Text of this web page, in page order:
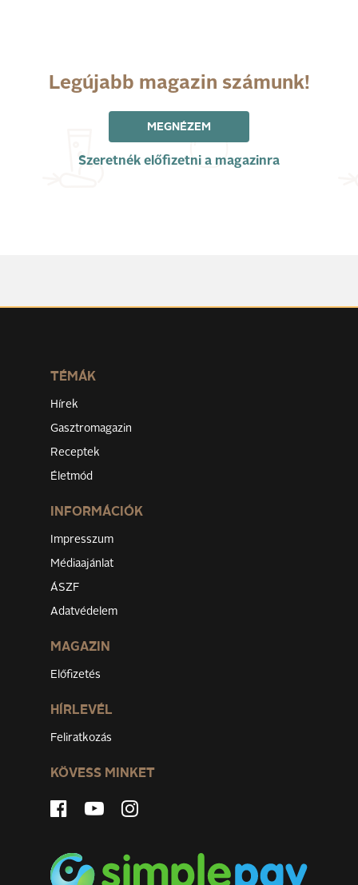
Legújabb magazin számunk!
MEGNÉZEM
Szeretnék előfizetni a magazinra
TÉMÁK
Hírek
Gasztromagazin
Receptek
Életmód
INFORMÁCIÓK
Impresszum
Médiaajánlat
ÁSZF
Adatvédelem
MAGAZIN
Előfizetés
HÍRLEVÉL
Feliratkozás
KÖVESS MINKET